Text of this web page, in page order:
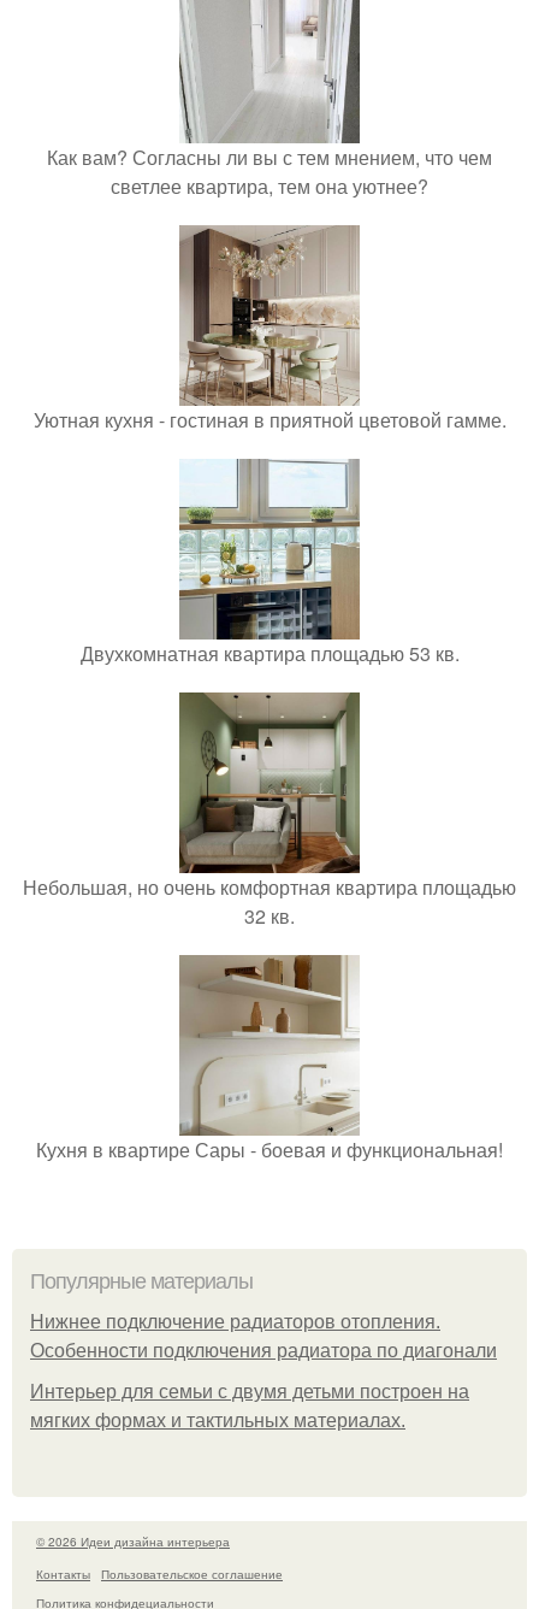
Как вам? Согласны ли вы с тем мнением, что чем
светлее квартира, тем она уютнее?
Уютная кухня - гостиная в приятной цветовой гамме.
Двухкомнатная квартира площадью 53 кв.
Небольшая, но очень комфортная квартира площадью
32 кв.
Кухня в квартире Сары - боевая и функциональная!
Популярные материалы
Нижнее подключение радиаторов отопления.
Особенности подключения радиатора по диагонали
Интерьер для семьи с двумя детьми построен на
мягких формах и тактильных материалах.
© 2026 Идеи дизайна интерьера
Контакты
Пользовательское соглашение
Политика конфидециальности